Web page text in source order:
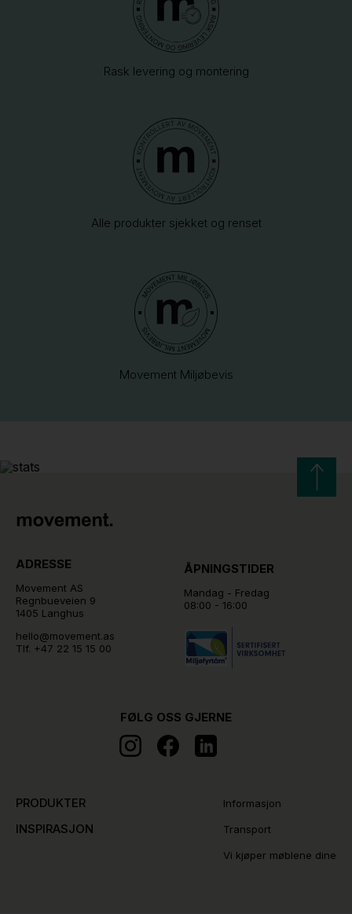
Rask levering og montering
Alle produkter sjekket og renset
Movement Miljøbevis
ADRESSE
Movement AS
Regnbueveien 9
1405 Langhus
hello@movement.as
Tlf. +47 22 15 15 00
ÅPNINGSTIDER
Mandag - Fredag
08:00 - 16:00
PRODUKTER
INSPIRASJON
Informasjon
Transport
Vi kjøper møblene dine
FØLG OSS GJERNE